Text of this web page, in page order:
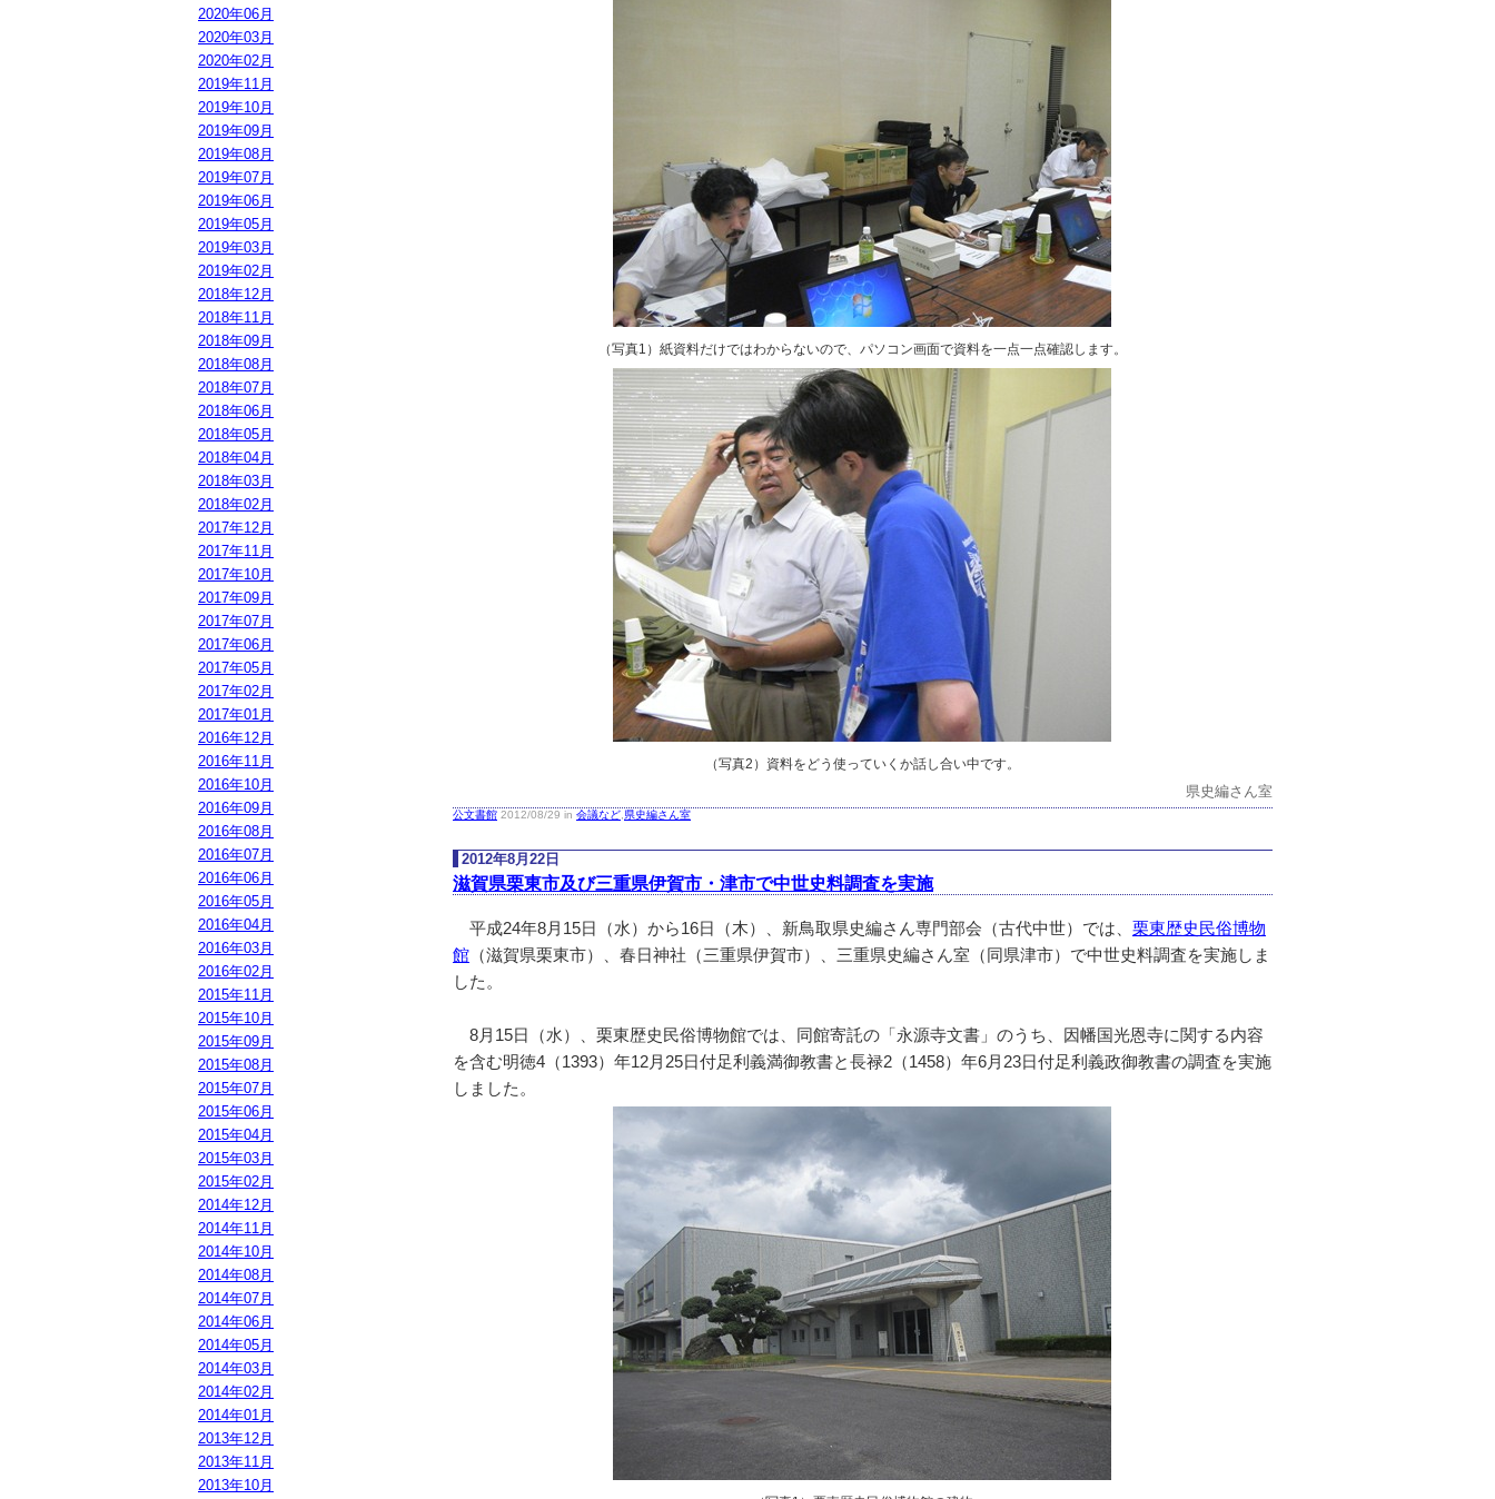
2020年06月
2020年03月
2020年02月
2019年11月
2019年10月
2019年09月
2019年08月
2019年07月
2019年06月
2019年05月
2019年03月
2019年02月
2018年12月
2018年11月
2018年09月
2018年08月
2018年07月
2018年06月
2018年05月
2018年04月
2018年03月
2018年02月
2017年12月
2017年11月
2017年10月
2017年09月
2017年07月
2017年06月
2017年05月
2017年02月
2017年01月
2016年12月
2016年11月
2016年10月
2016年09月
2016年08月
2016年07月
2016年06月
2016年05月
2016年04月
2016年03月
2016年02月
2015年11月
2015年10月
2015年09月
2015年08月
2015年07月
2015年06月
2015年04月
2015年03月
2015年02月
2014年12月
2014年11月
2014年10月
2014年08月
2014年07月
2014年06月
2014年05月
2014年03月
2014年02月
2014年01月
2013年12月
2013年11月
2013年10月
（写真1）紙資料だけではわからないので、パソコン画面で資料を一点一点確認します。
（写真2）資料をどう使っていくか話し合い中です。
県史編さん室
公文書館 2012/08/29 in 会議など 県史編さん室
2012年8月22日
滋賀県栗東市及び三重県伊賀市・津市で中世史料調査を実施
平成24年8月15日（水）から16日（木）、新鳥取県史編さん専門部会（古代中世）では、 栗東歴史民俗博物
館 （滋賀県栗東市）、春日神社（三重県伊賀市）、三重県史編さん室（同県津市）で中世史料調査を実施しま
した。
8月15日（水）、栗東歴史民俗博物館では、同館寄託の「永源寺文書」のうち、因幡国光恩寺に関する内容
を含む明徳4（1393）年12月25日付足利義満御教書と長禄2（1458）年6月23日付足利義政御教書の調査を実施
しました。